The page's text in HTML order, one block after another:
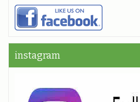
instagram